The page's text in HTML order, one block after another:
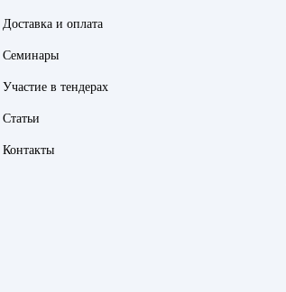
Доставка и оплата
Семинары
Участие в тендерах
Статьи
Контакты